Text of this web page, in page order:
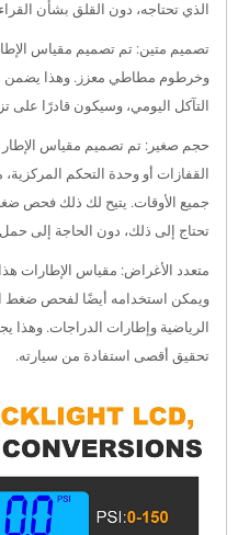
الذي تحتاجه، دون القلق بشأن
تصميم متين: تم تصميم مقياس
وخرطوم مطاطي معزز. وهذا يضمن
التآكل اليومي، وسيكون قادرًا على
حجم صغير: تم تصميم مقياس
القفازات أو وحدة التحكم
جميع الأوقات. يتيح لك ذلك فحص
تحتاج إلى ذلك، دون الحاجة إلى حمل
متعدد الأغراض: مقياس الإطارات
ويمكن استخدامه أيضًا لفحص ضغط
الرياضية وإطارات الدراجات. وهذا
تحقيق أقصى استفادة من سيارته.